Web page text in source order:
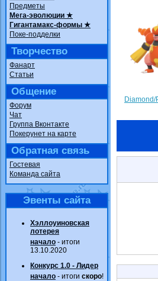
Предметы
Мега-эволюции ★
Гигантамакс-формы ★
Поке-подделки
Творчество
Фанарт
Статьи
Общение
Форум
Чат
Группа Вконтакте
Покерунет на карте
Обратная связь
Гостевая
Команда сайта
Эвенты сайта
Хэллоуиновская
лотерея
начало - итоги
13.10.2020
Конкурс 1.0 - Лидер
начало - итоги скоро!
Diamond/